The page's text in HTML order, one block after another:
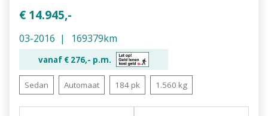
€ 14.945,-
03-2016 169379km
vanaf € 276,- p.m.
Sedan Automaat 184 pk 1.560 kg